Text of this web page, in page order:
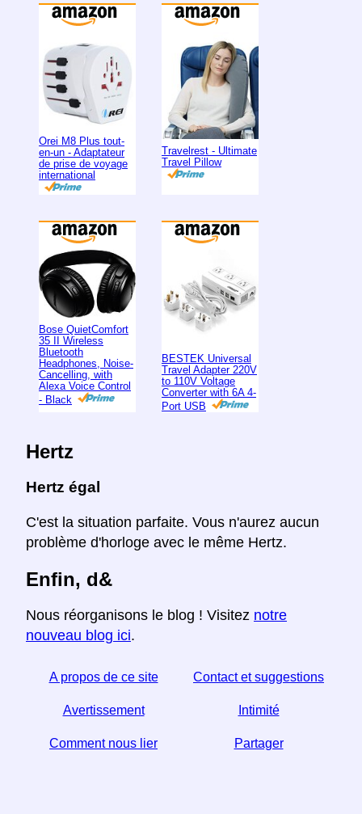
Orei M8 Plus tout-
en-un - Adaptateur
de prise de voyage
international
Travelrest - Ultimate
Travel Pillow
Bose QuietComfort
35 II Wireless
Bluetooth
Headphones, Noise-
Cancelling, with
Alexa Voice Control
- Black
BESTEK Universal
Travel Adapter 220V
to 110V Voltage
Converter with 6A 4-
Port USB
Hertz
Hertz égal
C'est la situation parfaite. Vous n'aurez aucun
problème d'horloge avec le même Hertz.
Enfin, d&
Nous réorganisons le blog ! Visitez notre
nouveau blog ici.
A propos de ce site Contact et suggestions
Avertissement Intimité
Comment nous lier Partager